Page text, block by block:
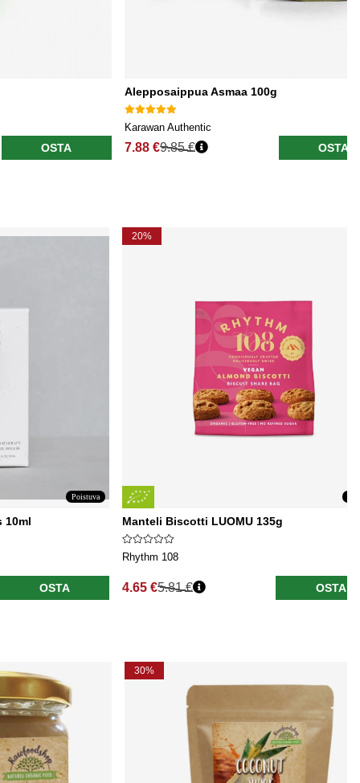
OSTA
Alepposaippua Asmaa 100g
Karawan Authentic
7.88 €9.85 € OSTA
Poistuva
10ml
OSTA
20%
Manteli Biscotti LUOMU 135g
Rhythm 108
4.65 €
Normaali hinta
5.81 € OSTA
30%